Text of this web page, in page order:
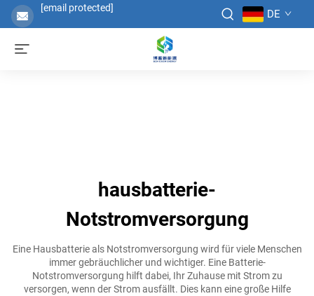
[email protected] DE
hausbatterie-
Notstromversorgung
Eine Hausbatterie als Notstromversorgung wird für viele Menschen
immer gebräuchlicher und wichtiger. Eine Batterie-
Notstromversorgung hilft dabei, Ihr Zuhause mit Strom zu
versorgen, wenn der Strom ausfällt. Dies kann eine große Hilfe